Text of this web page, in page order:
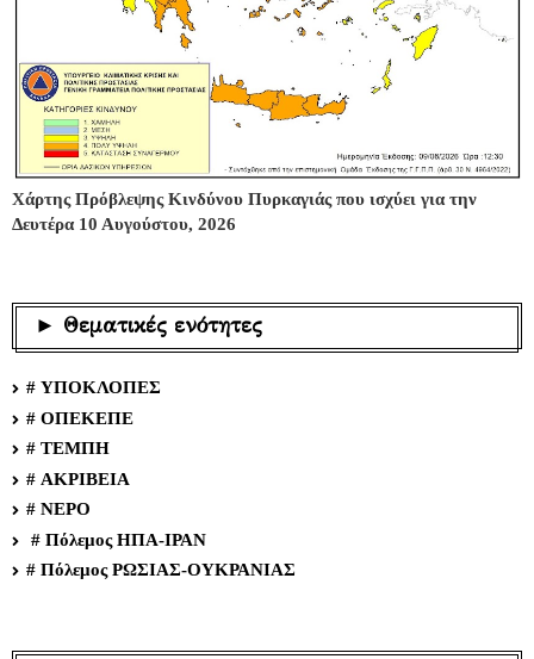
Χάρτης Πρόβλεψης Κινδύνου Πυρκαγιάς που ισχύει για την
Δευτέρα 10 Αυγούστου, 2026
► Θεματικές ενότητες
# ΥΠΟΚΛΟΠΕΣ
# ΟΠΕΚΕΠΕ
# ΤΕΜΠΗ
# ΑΚΡΙΒΕΙΑ
# ΝΕΡΟ
# Πόλεμος ΗΠΑ-ΙΡΑΝ
# Πόλεμος ΡΩΣΙΑΣ-ΟΥΚΡΑΝΙΑΣ